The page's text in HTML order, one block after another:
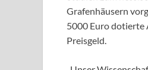
Grafenhäusern
5000 Euro dotierte
Preisgeld.